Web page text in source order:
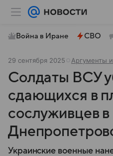
Война в Иране СВО
29 сентября 2025 Аргументы
Солдаты ВСУ
сдающихся в
сослуживцев в
Украинские военные